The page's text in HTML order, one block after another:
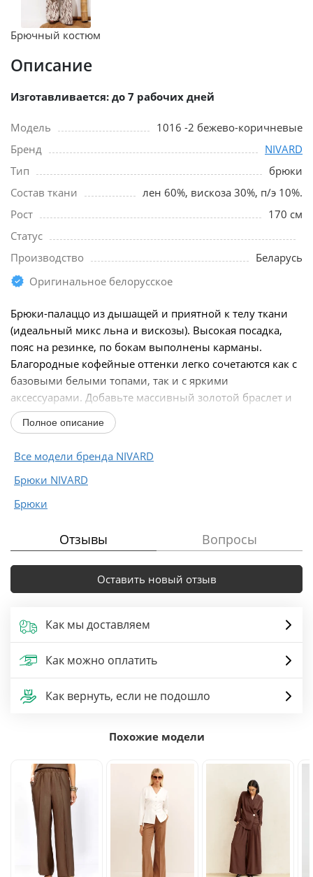
Брючный костюм
Описание
Изготавливается: до 7 рабочих дней
Модель
1016 -2 бежево-коричневые
Бренд
NIVARD
Тип
брюки
Состав ткани
лен 60%, вискоза 30%, п/э 10%.
Рост
170 см
Статус
Производство
Беларусь
Оригинальное белорусское
Брюки-палаццо из дышащей и приятной к телу ткани
(идеальный микс льна и вискозы). Высокая посадка,
пояс на резинке, по бокам выполнены карманы.
Благородные кофейные оттенки легко сочетаются как с
базовыми белыми топами, так и с яркими
аксессуарами. Добавьте массивный золотой браслет и
кожаные...
Полное описание
Все модели бренда NIVARD
Брюки NIVARD
Брюки
Отзывы Вопросы
Оставить новый отзыв
Как мы доставляем
Как можно оплатить
Как вернуть, если не подошло
Похожие модели